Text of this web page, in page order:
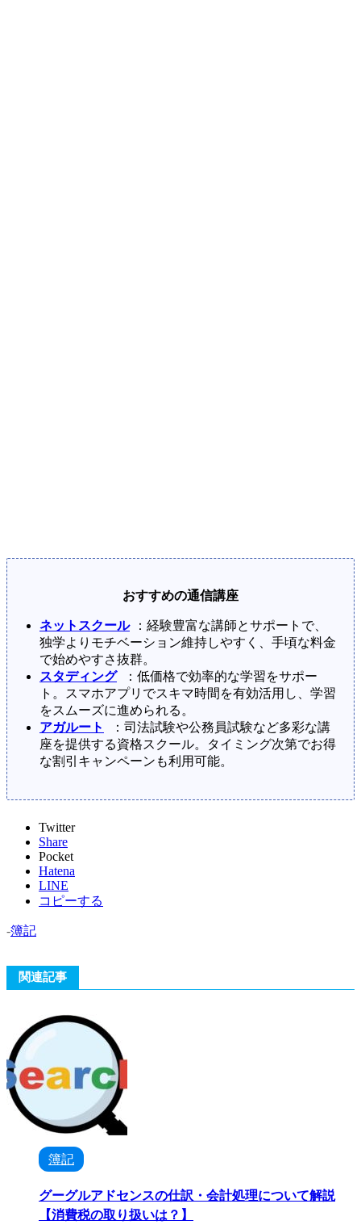
おすすめの通信講座
ネットスクール
：経験豊富な講師とサポートで、
独学よりモチベーション維持しやすく、手頃な料金
で始めやすさ抜群。
スタディング
：低価格で効率的な学習をサポー
ト。スマホアプリでスキマ時間を有効活用し、学習
をスムーズに進められる。
アガルート
：司法試験や公務員試験など多彩な講
座を提供する資格スクール。タイミング次第でお得
な割引キャンペーンも利用可能。
Twitter
Share
Pocket
Hatena
LINE
コピーする
-簿記
関連記事
簿記
グーグルアドセンスの仕訳・会計処理について解説
【消費税の取り扱いは？】